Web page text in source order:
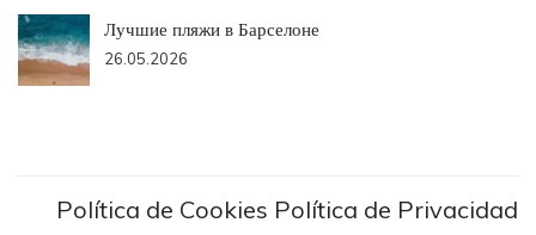
Лучшие пляжи в Барселоне
26.05.2026
Política de Cookies Política de Privacidad